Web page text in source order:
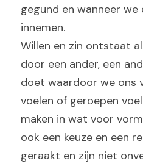
gegund en wanneer we
innemen.
Willen en zin ontstaat
door een ander, een
doet waardoor we ons
voelen of geroepen
maken in wat voor
ook een keuze en een
geraakt en zijn niet